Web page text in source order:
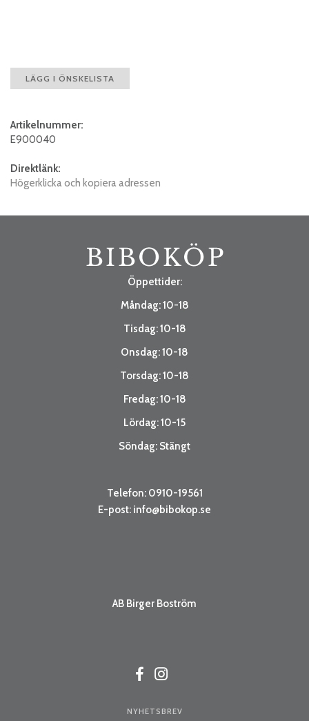
LÄGG I ÖNSKELISTA
Artikelnummer:
E900040
Direktlänk:
Högerklicka och kopiera adressen
Öppettider:
Måndag: 10-18
Tisdag: 10-18
Onsdag: 10-18
Torsdag: 10-18
Fredag: 10-18
Lördag: 10-15
Söndag: Stängt
Telefon: 0910-19561
E-post: info@bibokop.se
AB Birger Boström
NYHETSBREV